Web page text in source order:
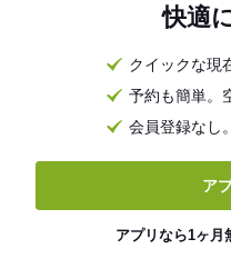
快適
クイックな現
予約も簡単。
会員登録なし
ア
アプリなら1ヶ月